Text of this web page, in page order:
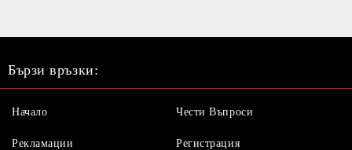
Бързи връзки:
Начало
Рекламации
Чести Въпроси
Регистрация